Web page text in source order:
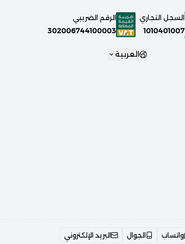
السجل التجاري
1010401007
الرقم الضريبي
302006744100003
العربية
واتساب الجوال البريد الإلكتروني